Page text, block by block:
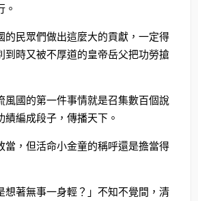
。
的民眾們做出這麼大的貢獻，一定得
到時又被不厚道的皇帝岳父把功勞搶
風國的第一件事情就是召集數百個說
編成段子，傳播天下。
當，但活命小金童的稱呼還是擔當得
想著無事一身輕？」不知不覺間，清